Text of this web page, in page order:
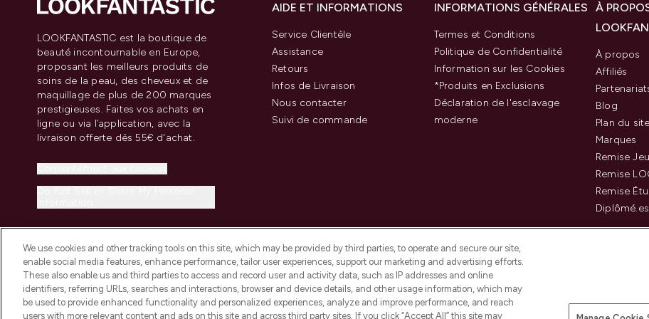
LOOKFANTASTIC est la boutique de
beauté incontournable en Europe,
proposant les meilleurs produits de
soins de la peau, des cheveux et de
maquillage de plus de 200 marques
prestigieuses. Faites vos achats en
ligne ou via l’application, avec la
livraison offerte dès 55€ d'achat.
AIDE ET INFORMATIONS
Service Clientèle
Assistance
Retours
Infos de Livraison
Nous contacter
Suivi de commande
INFORMATIONS GÉNÉRALES
Termes et Conditions
Politique de Confidentialité
Information sur les Cookies
*Produits en Exclusions
Déclaration de l'esclavage
moderne
À
À propos
Affiliés
Blog
Plan du site
Marques
Remise
Remise
Remise
Diplômé.es
2026 THG Beauty Europe GmbH Maximilianstrasse 54 80538 Munich Payer en toute sécurité avec
We use cookies and other tracking tools on this site, which may be provided by third parties, to operate and secure our site,
enable social media features, enhance performance, tailor user experiences, support our marketing and advertising efforts.
These also enable us and third parties to access and record user and activity data, such as IP addresses and online
identifiers, referring URLs, searches and interactions, browser and device details, and other usage information, which may
be used to provide enhanced functionality and personalized experiences, analyze and improve performance, and reach
users with more relevant content and ads on this site and across third party sites. If you click “Accept All” this site may